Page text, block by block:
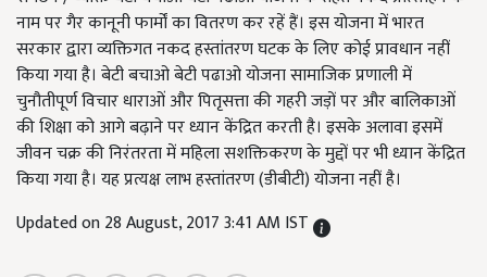
नाम पर गैर कानूनी फार्मों का वितरण कर रहें हैं। इस योजना में भारत
सरकार द्वारा व्यक्तिगत नकद हस्तांतरण घटक के लिए कोई प्रावधान नहीं
किया गया है। बेटी बचाओ बेटी पढाओ योजना सामाजिक प्रणाली में
चुनौतीपूर्ण विचार धाराओं और पितृसत्ता की गहरी जड़ों पर और बालिकाओं
की शिक्षा को आगे बढ़ाने पर ध्यान केंद्रित करती है। इसके अलावा इसमें
जीवन चक्र की निरंतरता में महिला सशक्तिकरण के मुद्दों पर भी ध्यान केंद्रित
किया गया है। यह प्रत्यक्ष लाभ हस्तांतरण (डीबीटी) योजना नहीं है।
Updated on 28 August, 2017 3:41 AM IST